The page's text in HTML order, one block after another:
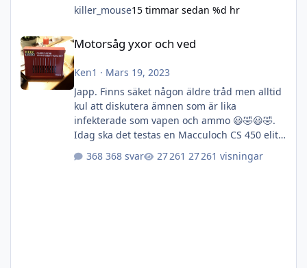
killer_mouse15 timmar sedan %d hr
Motorsåg yxor och ved
Motorsåg yxor och ved
Ken1 · Mars 19, 2023
Japp. Finns säket någon äldre tråd men alltid
kul att diskutera ämnen som är lika
infekterade som vapen och ammo 😃🤣😃🤣.
Idag ska det testas en Macculoch CS 450 elite.
Ett arvegods som pga min lathet fått stå i två
år. Någon hade varit på och skruvat på den så
368 svar 27 261 visningar